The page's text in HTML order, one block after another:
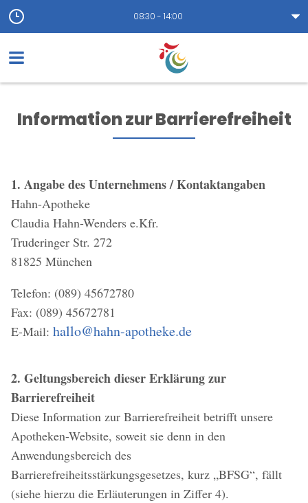
08:30 - 14:00
Information zur Barrierefreiheit
1. Angabe des Unternehmens / Kontaktangaben
Hahn-Apotheke
Claudia Hahn-Wenders e.Kfr.
Truderinger Str. 272
81825 München
Telefon: (089) 45672780
Fax: (089) 45672781
E-Mail: hallo@hahn-apotheke.de
2. Geltungsbereich dieser Erklärung zur
Barrierefreiheit
Diese Information zur Barrierefreiheit betrifft unsere
Apotheken-Website, soweit sie denn in den
Anwendungsbereich des
Barrierefreiheitsstärkungsgesetzes, kurz „BFSG“, fällt
(siehe hierzu die Erläuterungen in Ziffer 4).